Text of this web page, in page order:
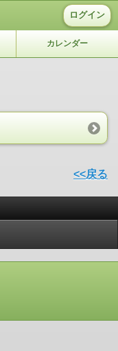
ログイン
カレンダー
<<戻る